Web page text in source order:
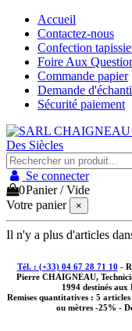
Accueil
Contactez-nous
Confection
Foire Aux
Commande papier
Demande
Sécurité paiement
Se connecter
0Panier /Vide
Votre panier
×
Il n'y a plus d'articles
Tél. : (+33) 04 67 28 71 10 -
Pierre CHAIGNEAU,
1994 destinés aux
Remises quantitatives : 5
ou mètres -25% -